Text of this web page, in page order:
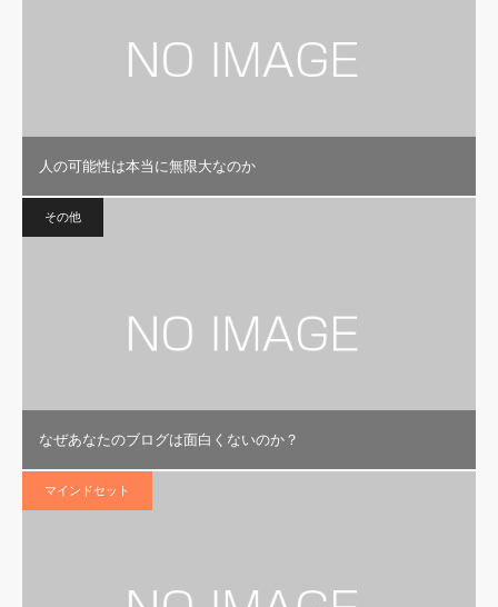
人の可能性は本当に無限大なのか
その他
なぜあなたのブログは面白くないのか？
マインドセット